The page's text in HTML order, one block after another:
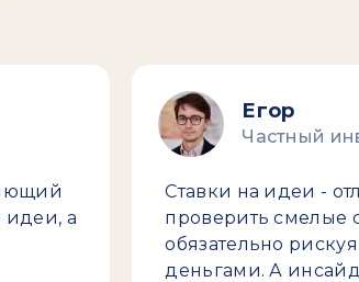
идеи, а
Егор
Частный
Ставки на идеи -
проверить смелые
обязательно
деньгами. А